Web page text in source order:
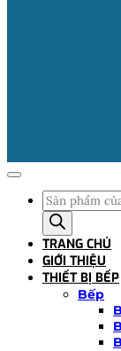
Tìm
kiếm
sản
phẩm
TRANG CHỦ
GIỚI THIỆU
THIẾT BỊ BẾP
Bếp